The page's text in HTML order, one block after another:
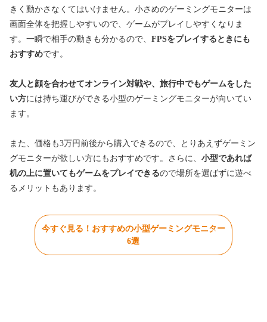
きく動かさなくてはいけません。小さめのゲーミングモニターは
画面全体を把握しやすいので、ゲームがプレイしやすくなりま
す。一瞬で相手の動きも分かるので、 FPSをプレイするときにも
おすすめです。
友人と顔を合わせてオンライン対戦や、旅行中でもゲームをした
い方には持ち運びができる小型のゲーミングモニターが向いてい
ます。
また、価格も3万円前後から購入できるので、とりあえずゲーミン
グモニターが欲しい方にもおすすめです。さらに、 小型であれば
机の上に置いてもゲームをプレイできるので場所を選ばずに遊べ
るメリットもあります。
今すぐ見る！おすすめの小型ゲーミングモニター
6選